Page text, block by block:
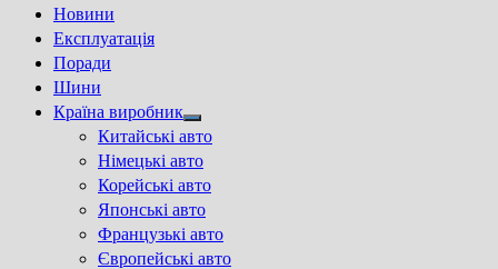
Новини
Експлуатація
Поради
Шини
Країна виробник
Show
sub
menu
Китайські авто
Німецькі авто
Корейські авто
Японські авто
Французькі авто
Європейські авто